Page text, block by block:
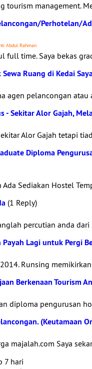
tourism management.
Perhotelan/
Abdul Rahman
full time. Saya bekas
Ruang di Kedai
agen pelancongan atau
- Sekitar Alor Gajah,
Alor Gajah tetapi
Diploma
Sediakan Hostel
(1 Reply)
percutian anda dari
Payah Lagi untuk Pergi
Runsing
Berkenaan Tourism
diploma pengurusan
(Keutamaan
majalah.com Saya
7 hari